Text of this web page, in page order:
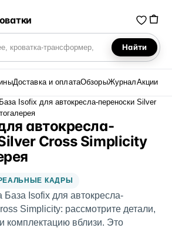
Найти
Доставка и оплатаОбзорыЖурналАкции
База Isofix для автокресла-переноски Silver
автокресла-
Cross Simplicity
КАДРЫ
База Isofix для автокресла-
Simplicity: рассмотрите детали,
комплектацию вблизи. Это